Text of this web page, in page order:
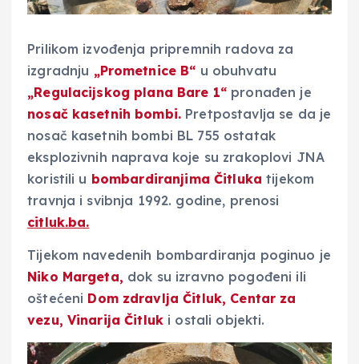
Prilikom izvođenja pripremnih radova za
izgradnju „Prometnice B“ u obuhvatu
„Regulacijskog plana Bare 1“ pronađen je
nosač kasetnih bombi. Pretpostavlja se da je
nosač kasetnih bombi BL 755 ostatak
eksplozivnih naprava koje su zrakoplovi JNA
koristili u bombardiranjima Čitluka tijekom
travnja i svibnja 1992. godine, prenosi
citluk.ba.
Tijekom navedenih bombardiranja poginuo je
Niko Margeta, dok su izravno pogođeni ili
oštećeni Dom zdravlja Čitluk, Centar za
vezu, Vinarija Čitluk i ostali objekti.